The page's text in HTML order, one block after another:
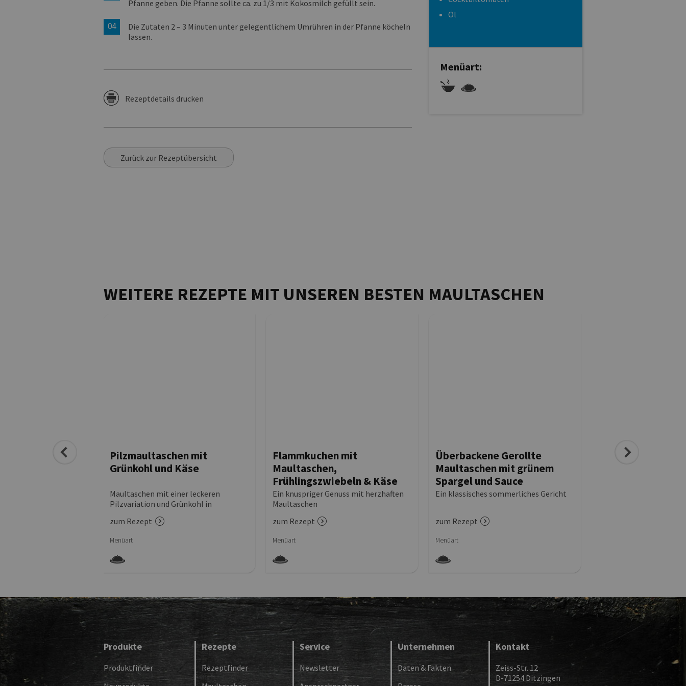
Pfanne geben. Die Pfanne sollte ca. zu 1/3 mit Kokosmilch gefüllt sein.
Die Zutaten 2 – 3 Minuten unter gelegentlichem Umrühren in der Pfanne köcheln
lassen.
Rezeptdetails drucken
Zurück zur Rezeptübersicht
Öl
Menüart:
WEITERE REZEPTE MIT UNSEREN BESTEN MAULTASCHEN
auf
Pilzmaultaschen mit
Grünkohl und Käse
Maultaschen mit einer leckeren
Pilzvariation und Grünkohl in
zum Rezept
Menüart
Flammkuchen mit
Maultaschen,
Frühlingszwiebeln & Käse
Ein knuspriger Genuss mit herzhaften
Maultaschen
zum Rezept
Menüart
Überbackene Gerollte
Maultaschen mit grünem
Spargel und Sauce
Hollandaise
Ein klassisches sommerliches Gericht
zum Rezept
Menüart
Gebratene
Produkte
Produktfinder
Rezepte
Rezeptfinder
Service
Newsletter
Unternehmen
Daten & Fakten
Kontakt
Zeiss-Str. 12
D-71254 Ditzingen